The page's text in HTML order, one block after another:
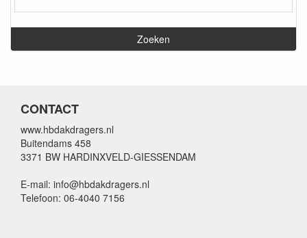
CONTACT
www.hbdakdragers.nl
Buitendams 458
3371 BW HARDINXVELD-GIESSENDAM
E-mail: info@hbdakdragers.nl
Telefoon: 06-4040 7156